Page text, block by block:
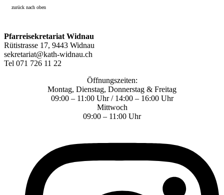
zurück nach oben
Pfarreisekretariat Widnau
Rütistrasse 17, 9443 Widnau
sekretariat@kath-widnau.ch
Tel 071 726 11 22
Öffnungszeiten:
Montag, Dienstag, Donnerstag & Freitag
09:00 – 11:00 Uhr / 14:00 – 16:00 Uhr
Mittwoch
09:00 – 11:00 Uhr